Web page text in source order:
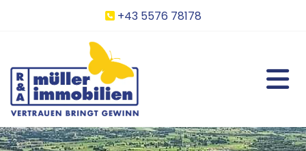
 +43 5576 78178